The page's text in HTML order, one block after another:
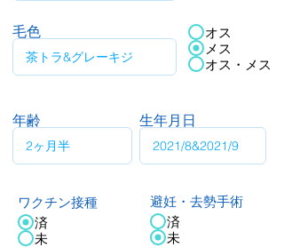
毛色
オス
メス
オス・メス
年齢 生年月日
ワクチン接種
済
未
避妊・去勢手術
済
未